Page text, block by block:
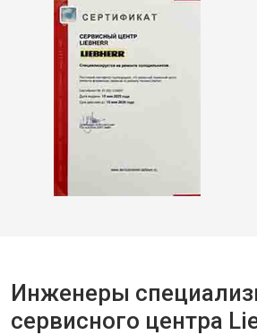
Инженеры
сервисного центра